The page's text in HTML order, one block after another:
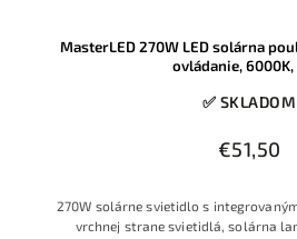
MasterLED 270W LED solárna
ovládanie, 6000K,
✅ SKLADOM
€51,50
270W solárne svietidlo s
vrchnej strane svietidlá, solárna